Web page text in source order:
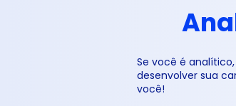
Se você é
desenvolver sua
você!